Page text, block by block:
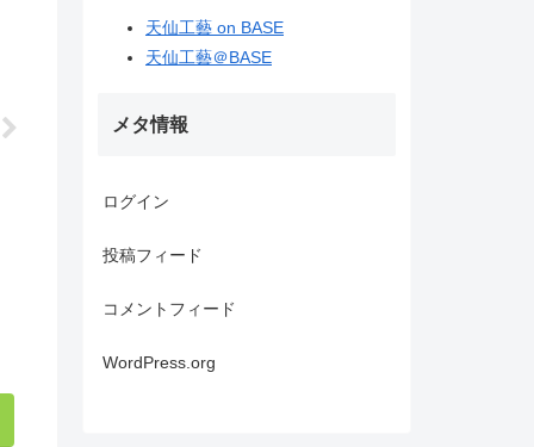
天仙工藝 on BASE
天仙工藝＠BASE
メタ情報
ログイン
投稿フィード
コメントフィード
WordPress.org